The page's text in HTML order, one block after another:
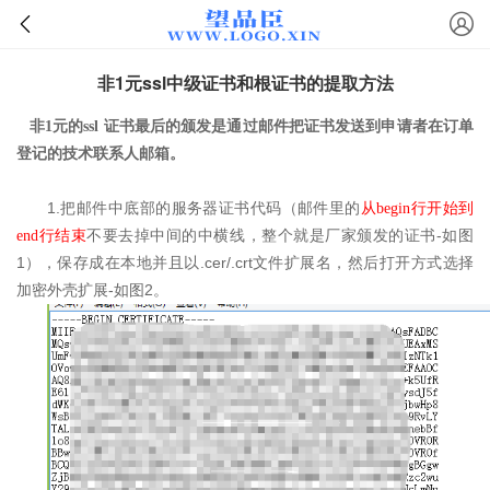
非1元ssl中级证书和根证书的提取方法
非1元的ssl 证书最后的颁发是通过邮件把证书发送到申请者在订单
登记的技术联系人邮箱。
1. 把邮件中底部的服务器证书代码（邮件里的 从begin行开始到
end行结束不要去掉中间的中横线，整个就是厂家颁发的证书-如图
1 ），保存成在本地并且以 .cer/.crt文件扩展名，然后打开方式选择
加密外壳扩展-如图 2。